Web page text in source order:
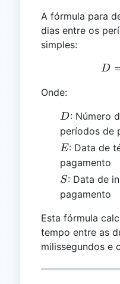
A fórmula para
dias entre os
simples:
D
Onde:
D
D: Número
períodos de
E
E: Data de
pagamento
S
S: Data de
pagamento
Esta fórmula
tempo entre as
milissegundos e